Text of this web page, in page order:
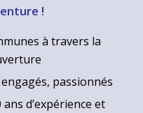
!
à travers la
passionnés
d’expérience et